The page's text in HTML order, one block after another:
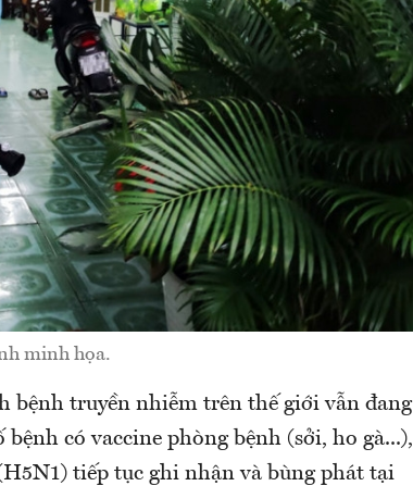
minh họa.
truyền nhiễm trên thế giới vẫn đang
có vaccine phòng bệnh (sởi, ho gà...),
tiếp tục ghi nhận và bùng phát tại